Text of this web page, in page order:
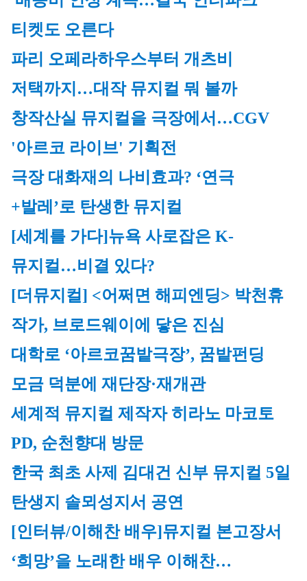
티켓도 오른다
파리 오페라하우스부터 개츠비
저택까지…대작 뮤지컬 뭐 볼까
창작산실 뮤지컬을 극장에서…CGV
'아르코 라이브' 기획전
극장 대화재의 나비효과? ‘연극
+발레’로 탄생한 뮤지컬
[세계를 가다]뉴욕 사로잡은 K-
뮤지컬…비결 있다?
[더뮤지컬] <어쩌면 해피엔딩> 박천휴
작가, 브로드웨이에 닿은 진심
대학로 ‘아르코꿈밭극장’, 꿈밭펀딩
모금 덕분에 재단장·재개관
세계적 뮤지컬 제작자 히라노 마코토
PD, 순천향대 방문
한국 최초 사제 김대건 신부 뮤지컬 5일
탄생지 솔뫼성지서 공연
[인터뷰/이해찬 배우]뮤지컬 본고장서
‘희망’을 노래한 배우 이해찬…